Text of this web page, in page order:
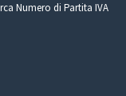
Numero di Partita IVA